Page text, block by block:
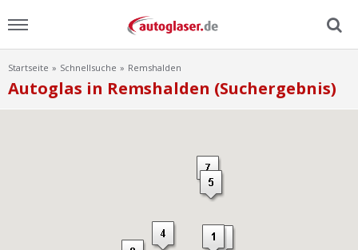
Menu
Home
Startseite Schnellsuche Remshalden
Autoglas in Remshalden (Suchergebnis)